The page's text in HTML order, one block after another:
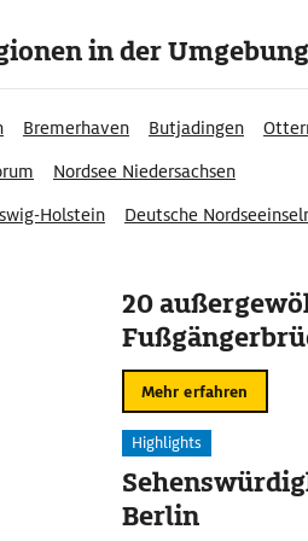
in der Umgebung
Bremerhaven Butjadingen
Nordsee Niedersachsen
Holstein
Deutsche
Wattenmeer
Wremerbüttel
20
Mehr erfahren
Highlights
Berlin